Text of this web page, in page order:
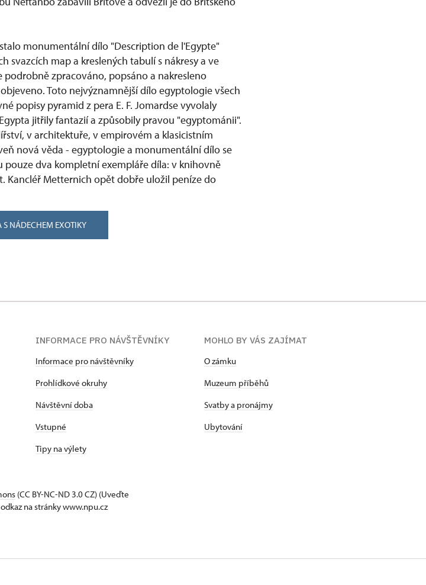
monumentální dílo "Description de l'Egypte"
svazcích map a kreslených tabulí s nákresy a ve
zpracováno, popsáno a nakresleno
Toto nejvýznamnější dílo egyptologie všech
popisy pyramid z pera E. F. Jomardse vyvolaly
jitřily fantazií a způsobily pravou "egyptománii".
v architektuře, v empirovém a klasicistním
nová věda - egyptologie a monumentální dílo se
pouze dva kompletní exempláře díla: v knihovně
Kancléř Metternich opět dobře uložil peníze do
S NÁDECHEM EXOTIKY
INFORMACE PRO NÁVŠTĚVNÍKY
Informace pro návštěvníky
Prohlídkové okruhy
Návštěvní doba
Vstupné
Tipy na výlety
MOHLO BY VÁS ZAJÍMAT
O zámku
Muzeum příběhů
Svatby a pronájmy
Ubytování
(CC BY-NC-ND 3.0 CZ) (Uveďte
na stránky www.npu.cz